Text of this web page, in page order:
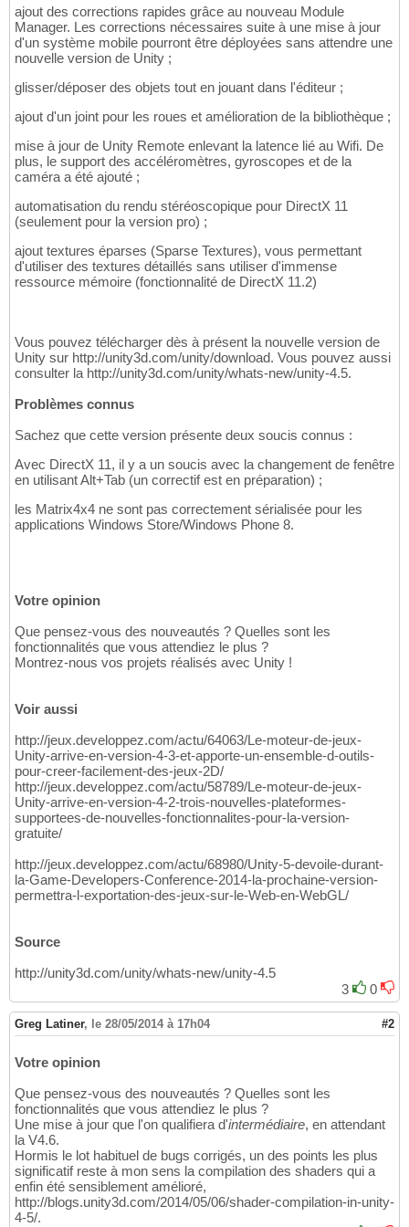
ajout des corrections rapides grâce au nouveau Module
Manager. Les corrections nécessaires suite à une mise à jour
d'un système mobile pourront être déployées sans attendre une
nouvelle version de Unity ;
glisser/déposer des objets tout en jouant dans l'éditeur ;
ajout d'un joint pour les roues et amélioration de la bibliothèque ;
mise à jour de Unity Remote enlevant la latence lié au Wifi. De
plus, le support des accéléromètres, gyroscopes et de la
caméra a été ajouté ;
automatisation du rendu stéréoscopique pour DirectX 11
(seulement pour la version pro) ;
ajout textures éparses (Sparse Textures), vous permettant
d'utiliser des textures détaillés sans utiliser d'immense
ressource mémoire (fonctionnalité de DirectX 11.2)
Vous pouvez télécharger dès à présent la nouvelle version de
Unity sur http://unity3d.com/unity/download. Vous pouvez aussi
consulter la http://unity3d.com/unity/whats-new/unity-4.5.
Problèmes connus
Sachez que cette version présente deux soucis connus :
Avec DirectX 11, il y a un soucis avec la changement de fenêtre
en utilisant Alt+Tab (un correctif est en préparation) ;
les Matrix4x4 ne sont pas correctement sérialisée pour les
applications Windows Store/Windows Phone 8.
Votre opinion
Que pensez-vous des nouveautés ? Quelles sont les
fonctionnalités que vous attendiez le plus ?
Montrez-nous vos projets réalisés avec Unity !
Voir aussi
http://jeux.developpez.com/actu/64063/Le-moteur-de-jeux-
Unity-arrive-en-version-4-3-et-apporte-un-ensemble-d-outils-
pour-creer-facilement-des-jeux-2D/
http://jeux.developpez.com/actu/58789/Le-moteur-de-jeux-
Unity-arrive-en-version-4-2-trois-nouvelles-plateformes-
supportees-de-nouvelles-fonctionnalites-pour-la-version-
gratuite/
http://jeux.developpez.com/actu/68980/Unity-5-devoile-durant-
la-Game-Developers-Conference-2014-la-prochaine-version-
permettra-l-exportation-des-jeux-sur-le-Web-en-WebGL/
Source
http://unity3d.com/unity/whats-new/unity-4.5
3
0
Greg Latiner, le 28/05/2014 à 17h04 #2
Votre opinion
Que pensez-vous des nouveautés ? Quelles sont les
fonctionnalités que vous attendiez le plus ?
Une mise à jour que l'on qualifiera d'intermédiaire, en attendant
la V4.6.
Hormis le lot habituel de bugs corrigés, un des points les plus
significatif reste à mon sens la compilation des shaders qui a
enfin été sensiblement amélioré,
http://blogs.unity3d.com/2014/05/06/shader-compilation-in-unity-
4-5/.